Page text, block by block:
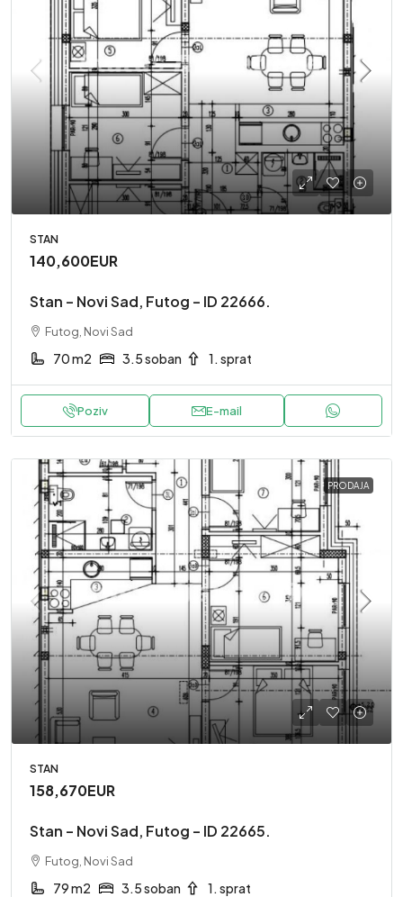
STAN
140,600EUR
Stan – Novi Sad, Futog – ID 22666.
Futog, Novi Sad
70 m2 3.5 soban 1. sprat
Poziv E-mail
PRODAJA
STAN
158,670EUR
Stan – Novi Sad, Futog – ID 22665.
Futog, Novi Sad
79 m2 3.5 soban 1. sprat